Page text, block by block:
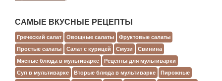
САМЫЕ ВКУСНЫЕ РЕЦЕПТЫ
Греческий салат Овощные салаты
Фруктовые салаты
Простые салаты
Салат с курицей Смузи
Свинина
Мясные блюда в мультиварке
Рецепты для мультиварки
Суп в мультиварке
Вторые блюда в мультиварке
Пирожные